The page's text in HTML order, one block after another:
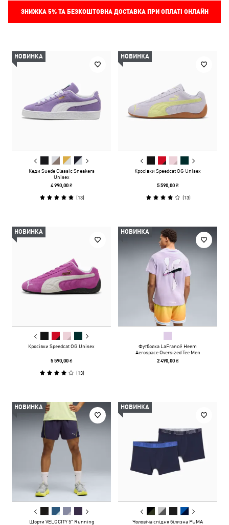
ЗНИЖКА 5%ТА БЕЗКОШТОВНА ДОСТАВКА ПРИ ОПЛАТІ ОНЛАЙН
НОВИНКА
Кеди Suede Classic Sneakers
Unisex
4 990,00 ₴
(13)
НОВИНКА
Кросівки Speedcat OG Unisex
5 590,00 ₴
(13)
НОВИНКА
Кросівки Speedcat OG Unisex
5 590,00 ₴
(13)
НОВИНКА
Футболка LaFrancé Heem
Aerospace Oversized Tee Men
2 490,00 ₴
НОВИНКА
Шорти VELOCITY 5" Running
НОВИНКА
Чоловіча спідня білизна PUMA